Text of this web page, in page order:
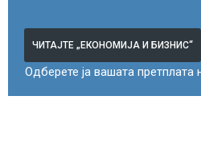
ЧИТАЈТЕ „ЕКОНОМИЈА И БИЗНИС“
Одберете ја вашата претплата